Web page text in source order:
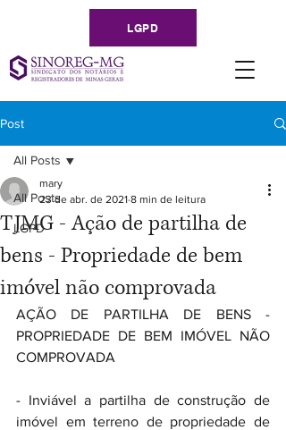
LGPD
Post
All Posts
LGPD
All Posts
TJMG - Ação de partilha de
bens - Propriedade de bem
imóvel não comprovada
mary
23 de abr. de 2021 8 min de leitura
AÇÃO DE PARTILHA DE BENS -
PROPRIEDADE DE BEM IMÓVEL NÃO
COMPROVADA
- Inviável a partilha de construção de
imóvel em terreno de propriedade de